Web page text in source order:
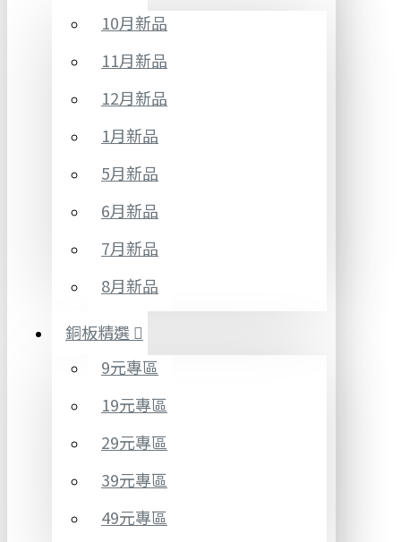
10月新品
11月新品
12月新品
1月新品
5月新品
6月新品
7月新品
8月新品
銅板精選
9元專區
19元專區
29元專區
39元專區
49元專區